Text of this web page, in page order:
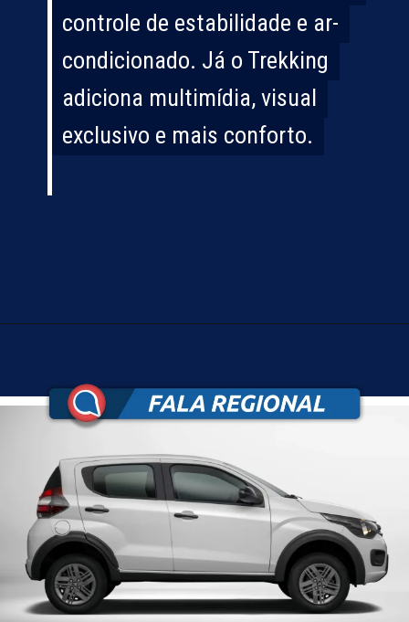
controle de estabilidade e ar-
condicionado. Já o Trekking
adiciona multimídia, visual
exclusivo e mais conforto.
controle de estabilidade e ar-
condicionado. Já o Trekking
adiciona multimídia, visual
exclusivo e mais conforto.